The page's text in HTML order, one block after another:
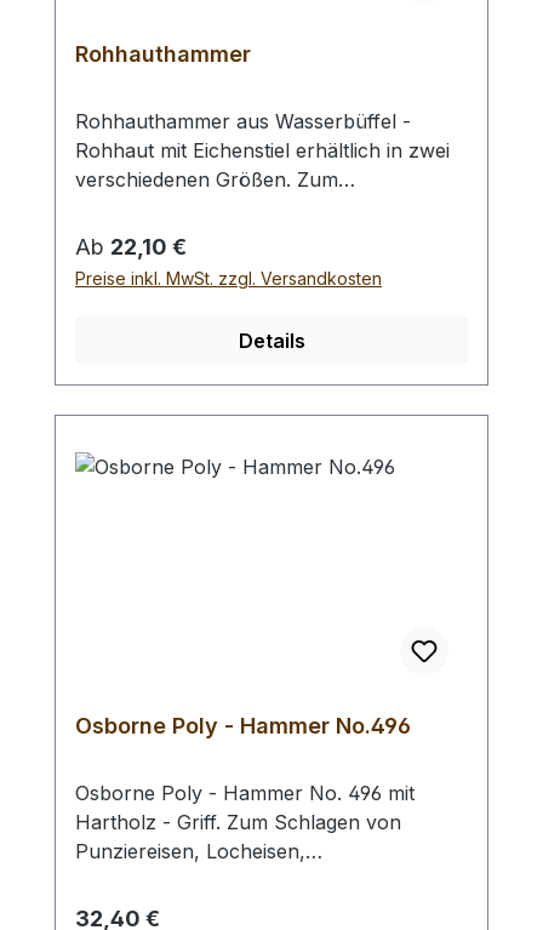
Rohhauthammer
Rohhauthammer aus Wasserbüffel -
Rohhaut mit Eichenstiel erhältlich in zwei
verschiedenen Größen. Zum
Locheisen, Punziereisen, etc.
Auswahlliste:#1 Gesamtgewicht: 295
Gramm / Kopf - Ø : 48 mm / Gesamtlänge
Kopf - Ø : 42 mm / Gesamtlänge : 290 mm
- Bei einer Bestellung 1 Stück erhalten Sie
1 Rohhauthammer der gewählten Größe.
Regulärer Preis:
Ab 22,10 €
Preise inkl. MwSt. zzgl. Versandkosten
Details
Osborne Poly - Hammer No.496
Osborne Poly - Hammer No. 496 mit
Hartholz - Griff. Zum Schlagen von
Punziereisen, Locheisen,
Schlagfläche. Wenig Rückschlag durch
Regulärer Preis:
32,40 €